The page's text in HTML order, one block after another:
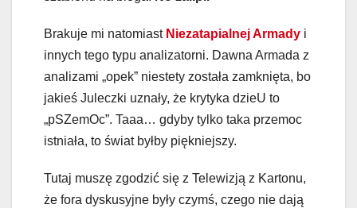
Brakuje mi natomiast Niezatapialnej Armady i
innych tego typu analizatorni. Dawna Armada z
analizami „opek” niestety została zamknięta, bo
jakieś Juleczki uznały, że krytyka dzieU to
„pSZemOc”. Taaa… gdyby tylko taka przemoc
istniała, to świat byłby piękniejszy.
Tutaj muszę zgodzić się z Telewizją z Kartonu,
że fora dyskusyjne były czymś, czego nie dają